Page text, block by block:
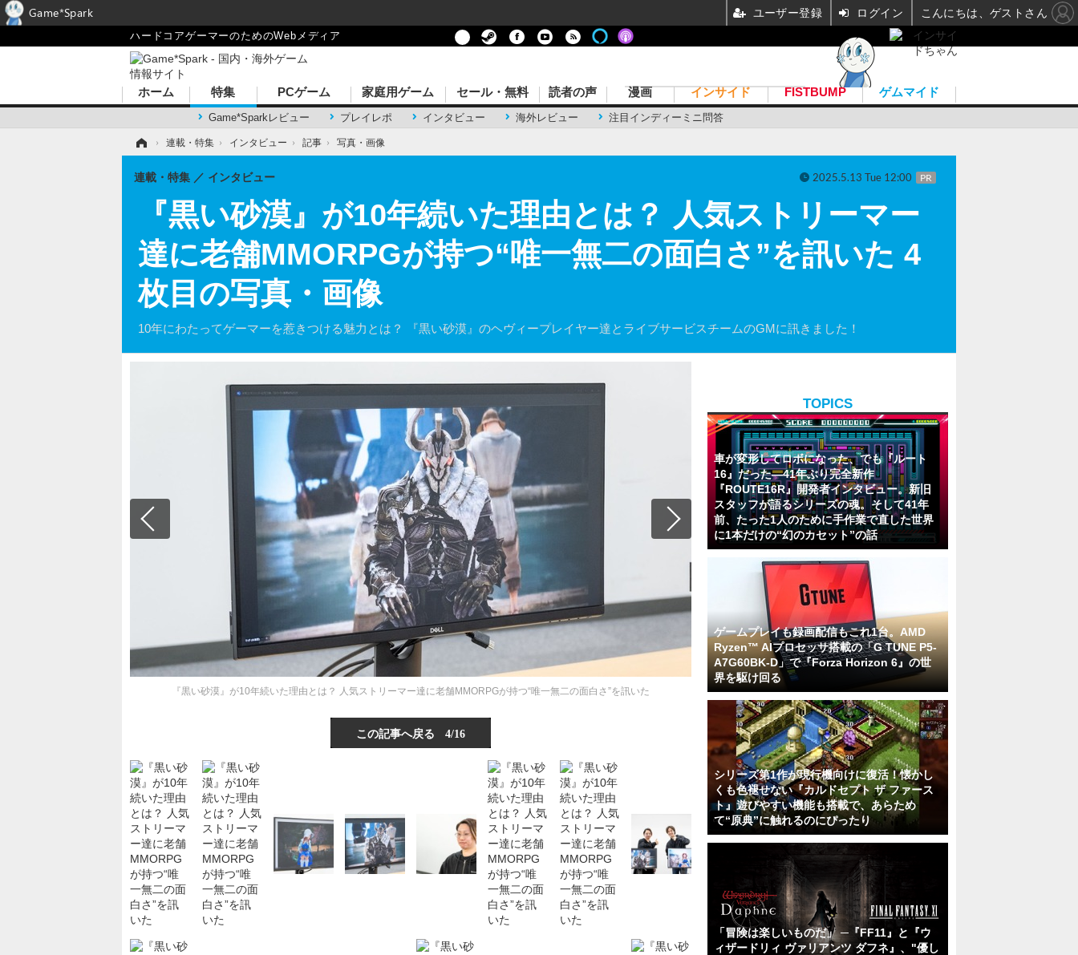
ハードコアゲーマーのためのWebメディア
ホーム 特集
Game*Sparkレビュー プレイレポ インタビュー 海外レビュー 注目インディーミニ問答
PCゲーム 家庭用ゲーム セール・無料 読者の声 漫画 インサイド FISTBUMP ゲムマイド
› 連載・特集 › インタビュー › 記事 › 写真・画像
『黒い砂漠』が10年続いた理由とは？ 人気ストリーマー
達に老舗MMORPGが持つ“唯一無二の面白さ”を訊いた 4
枚目の写真・画像
10年にわたってゲーマーを惹きつける魅力とは？ 『黒い砂漠』のヘヴィープレイヤー達とライブサービスチームのGMに訊きました！
連載・特集 インタビュー 2025.5.13 Tue 12:00 PR
『黒い砂漠』が10年続いた理由とは？ 人気ストリーマー達に老舗MMORPGが持つ“唯一無二の面白さ”を訊いた
この記事へ戻る 4/16
TOPICS
車が変形してロボになった、でも『ルート
16』だった―41年ぶり完全新作
『ROUTE16R』開発者インタビュー。新旧
スタッフが語るシリーズの魂。そして41年
前、たった1人のために手作業で直した世界
に1本だけの“幻のカセット”の話
ゲームプレイも録画配信もこれ1台。AMD
Ryzen™ AIプロセッサ搭載の「G TUNE P5-
A7G60BK-D」で『Forza Horizon 6』の世
界を駆け回る
シリーズ第1作が現行機向けに復活！懐かし
くも色褪せない『カルドセプト ザ ファース
ト』遊びやすい機能も搭載で、あらため
て“原典”に触れるのにぴったり
「冒険は楽しいものだ」 ─『FF11』と『ウ
ィザードリィ ヴァリアンツ ダフネ』、"優し
Game*Spark ユーザー登録 ログイン こんにちは、ゲストさん